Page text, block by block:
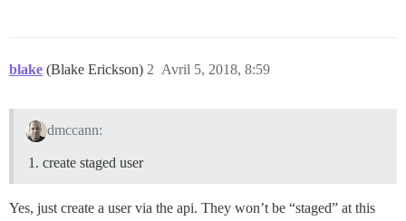
blake (Blake Erickson) Avril 5, 2018, 8:59
2
dmccann:
create staged user
Yes, just create a user via the api. They won’t be “staged” at this